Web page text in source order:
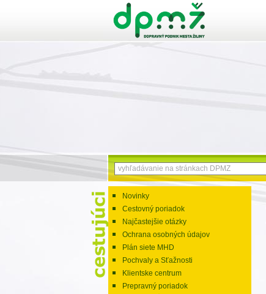
Novinky
Cestovný poriadok
Najčastejšie otázky
Ochrana osobných údajov
Plán siete MHD
Pochvaly a Sťažnosti
Klientske centrum
Prepravný poriadok